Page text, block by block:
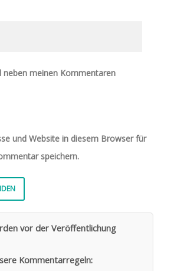
neben meinen Kommentaren
und Website in diesem Browser für
speichern.
vor der Veröffentlichung
Kommentarregeln: